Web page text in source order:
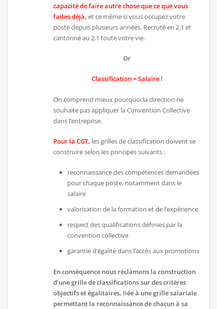
capacité de faire autre chose que ce que vous
faites déjà,et ce même si vous occupez votre
poste depuis plusieurs années. Recruté en 2.1 et
cantonné au 2.1 toute votre vie.
Or
Classification = Salaire !
On comprend mieux pourquoi la direction ne
souhaite pas appliquer la Convention Collective
dans l’entreprise.
Pour la CGT, les grilles de classification doivent se
construire selon les principes suivants :
reconnaissance des compétences demandées
pour chaque poste, notamment dans le
salaire
valorisation de la formation et de l’expérience
respect des qualifications définies par la
convention collective
garantie d’égalité dans l’accès aux promotions
En conséquence nous réclamons la construction
d’une grille de classifications sur des critères
objectifs et égalitaires, liée à une grille salariale
permettant la reconnaissance de chacun à sa